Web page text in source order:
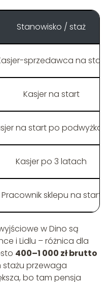
Stanowisko / staż
sprzedawca na start
Kasjer na start
na start po
Kasjer po 3 latach
Pracownik sklepu na start
w Dino są
i Lidlu – różnica dla
400–1 000 zł brutto
stażu przewaga
bo tam pensja